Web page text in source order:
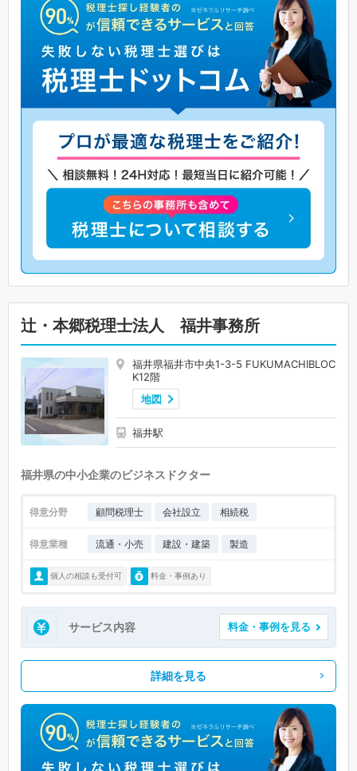
辻・本郷税理士法人 福井事務所
福井県福井市中央1-3-5 FUKUMACHIBLOC
K12階
地図
福井駅
福井県の中小企業のビジネスドクター
得意分野 顧問税理士 会社設立 相続税
得意業種 流通・小売 建設・建築 製造
個人の相談も受付可 料金・事例あり
サービス内容 料金・事例を見る
詳細を見る